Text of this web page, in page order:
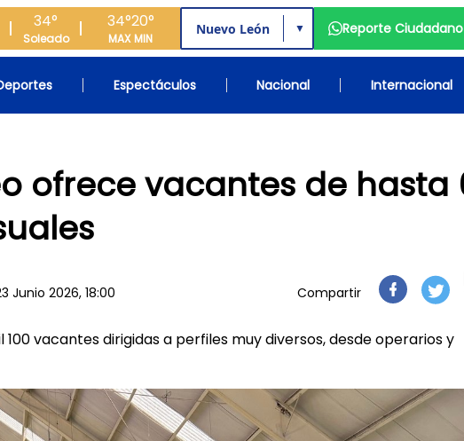
34°
Soleado
34°
MAX
20°
MIN
▼ Reporte Ciudadano
Espectáculos Nacional Internacional
ofrece vacantes de hasta
Junio 2026, 18:00 Compartir
vacantes dirigidas a perfiles muy diversos, desde operarios y